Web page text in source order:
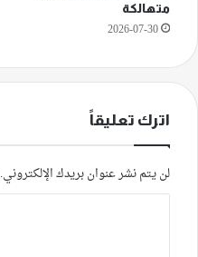
متهالكة
2026-07-30
اترك تعليقاً
لن يتم نشر عنوان بريدك الإلكتروني.